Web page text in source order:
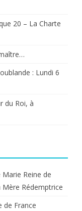
20 – La Charte
: Lundi 6
du Roi, à
Reine de
Rédemptrice
de France